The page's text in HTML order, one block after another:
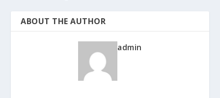
ABOUT THE AUTHOR
admin